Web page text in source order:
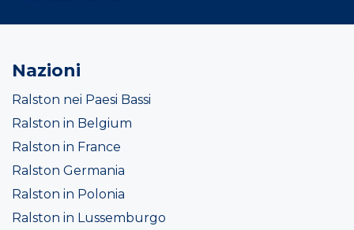
Nazioni
Ralston nei Paesi Bassi
Ralston in Belgium
Ralston in France
Ralston Germania
Ralston in Polonia
Ralston in Lussemburgo